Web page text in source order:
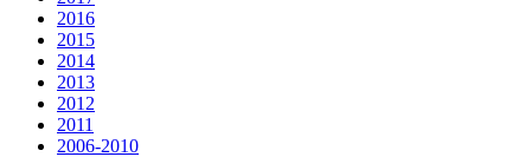
2016
2015
2014
2013
2012
2011
2006-2010